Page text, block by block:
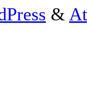
&